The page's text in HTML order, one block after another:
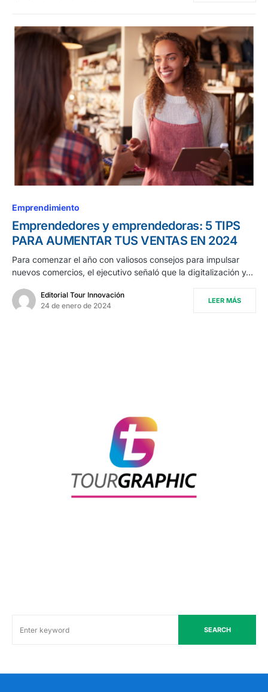
Emprendimiento
Emprendedores y emprendedoras: 5 TIPS
PARA AUMENTAR TUS VENTAS EN 2024
Para comenzar el año con valiosos consejos para impulsar
nuevos comercios, el ejecutivo señaló que la digitalización y…
Editorial Tour Innovación
24 de enero de 2024
LEER MÁS
SEARCH